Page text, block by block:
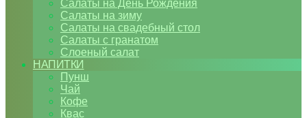
Салаты на День Рождения
Салаты на зиму
Салаты на свадебный стол
Салаты с гранатом
Слоеный салат
НАПИТКИ
Пунш
Чай
Кофе
Квас